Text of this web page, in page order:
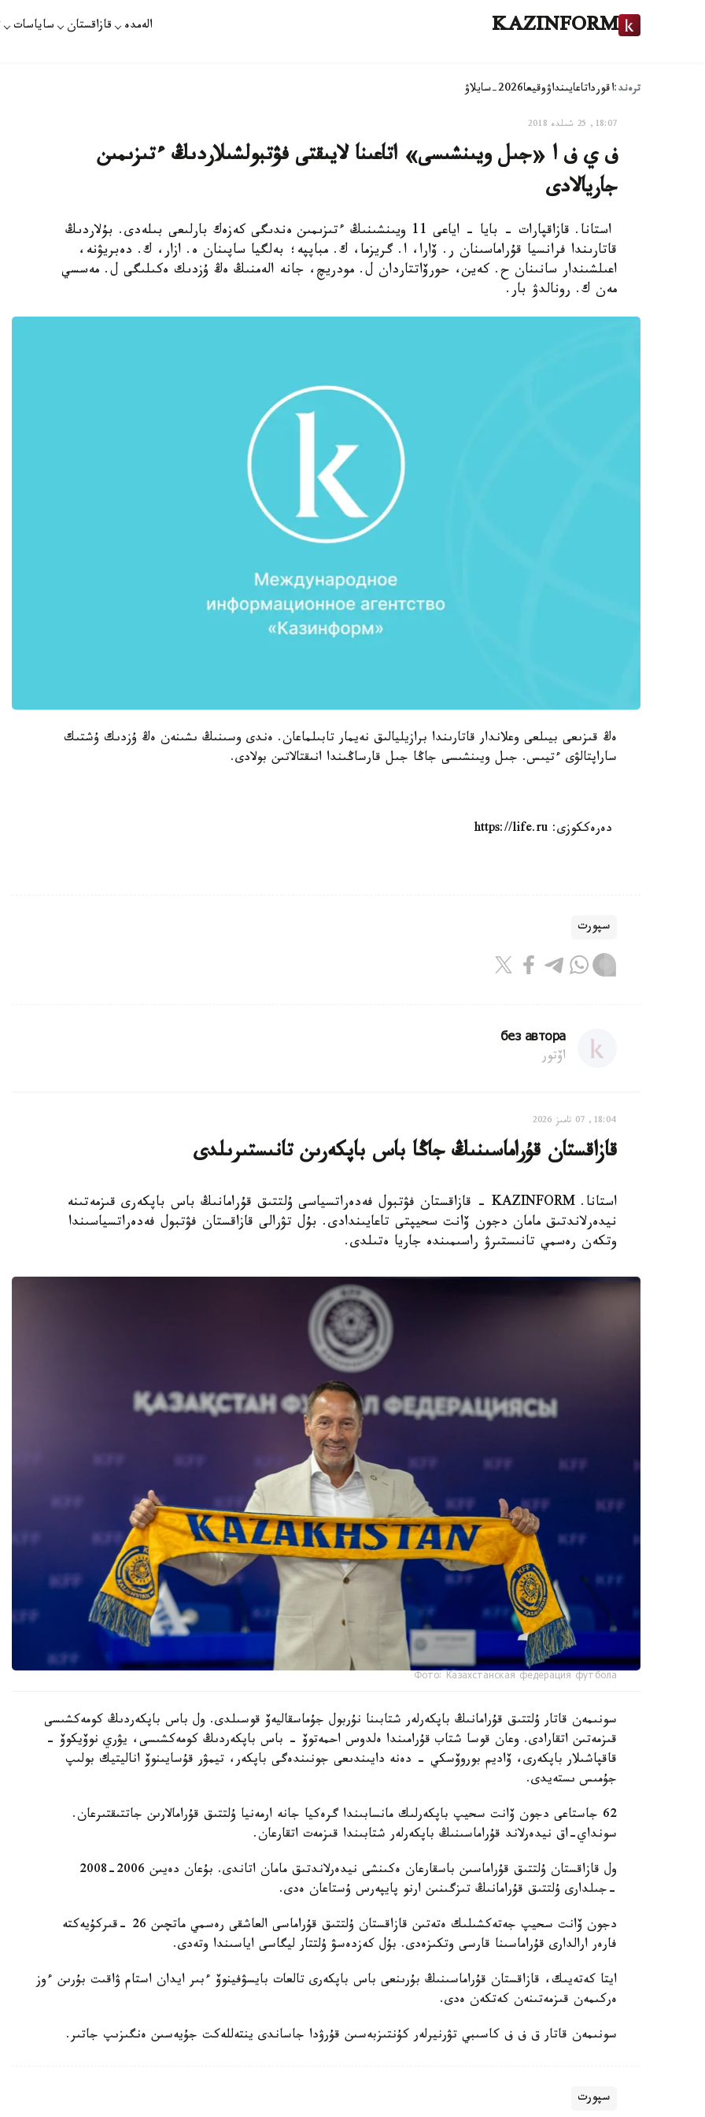
KAZINFORM الەمدە قازاقستان ساياسات
ترەند:اقورداتاعايىنداۋوقيعا2026-سايلاۋ
18:07, 25 شىلدە 2018
ف ي ف ا «جىل ويىنشىسى» اتاعىنا لايىقتى فۋتبولشىلاردىڭ ءتىزىمىن
جاريالادى
استانا. قازاقپارات - بايا - اياعى 11 ويىنشىنىڭ ءتىزىمىن ەندىگى كەزەك بارلىعى بىلەدى. بۇلاردىڭ
قاتارىندا فرانسيا قۇراماسىنان ر. ۆارا، ا. گريزما، ك. مباپپە؛ بەلگيا ساپىنان ە. ازار، ك. دەبريۋنە،
اعىلشىندار سانىنان ح. كەين، حورۆاتتاردان ل. مودريچ، جانە الەمنىڭ ەڭ ۇزدىك ەكىلىگى ل. مەسسي
مەن ك. رونالدۋ بار.
ەڭ قىزىعى بيىلعى وعلاندار قاتارىندا برازيليالىق نەيمار تابىلماعان. ەندى وسىنىڭ ىشىنەن ەڭ ۇزدىك ۇشتىك
ساراپتالۋى ءتيىس. جىل ويىنشىسى جاڭا جىل قارساڭىندا انىقتالاتىن بولادى.
دەرەككوزى: https://life.ru
سپورت
без автора
اۆتور
18:04, 07 تامىز 2026
قازاقستان قۇراماسىنىڭ جاڭا باس باپكەرىن تانىستىرىلدى
استانا. KAZINFORM - قازاقستان فۋتبول فەدەراتسياسى ۇلتتىق قۇرامانىڭ باس باپكەرى قىزمەتىنە
نيدەرلاندتىق مامان دجون ۆانت سحيپتى تاعايىندادى. بۇل تۋرالى قازاقستان فۋتبول فەدەراتسياسىندا
وتكەن رەسمي تانىستىرۋ راسىمىندە جاريا ەتىلدى.
Фото: Казахстанская федерация футбола
سونىمەن قاتار ۇلتتىق قۇرامانىڭ باپكەرلەر شتابىنا نۇربول جۇماسقاليەۆ قوسىلدى. ول باس باپكەردىڭ كومەكشىسى
قىزمەتىن اتقارادى. وعان قوسا شتاب قۇرامىندا ەلدوس احمەتوۆ - باس باپكەردىڭ كومەكشىسى، يۋري نوۆيكوۆ -
قاقپاشىلار باپكەرى، ۆاديم بوروۆسكي - دەنە دايىندىعى جونىندەگى باپكەر، تيمۋر قۇسايىنوۆ اناليتيك بولىپ
جۇمىس ىستەيدى.
62 جاستاعى دجون ۆانت سحيپ باپكەرلىك مانسابىندا گرەكيا جانە ارمەنيا ۇلتتىق قۇرامالارىن جاتتىقتىرعان.
سونداي-اق نيدەرلاند قۇراماسىنىڭ باپكەرلەر شتابىندا قىزمەت اتقارعان.
ول قازاقستان ۇلتتىق قۇراماسىن باسقارعان ەكىنشى نيدەرلاندتىق مامان اتاندى. بۇعان دەيىن 2006-2008
-جىلدارى ۇلتتىق قۇرامانىڭ تىزگىنىن ارنو پايپەرس ۇستاعان ەدى.
دجون ۆانت سحيپ جەتەكشىلىك ەتەتىن قازاقستان ۇلتتىق قۇراماسى العاشقى رەسمي ماتچىن 26 -قىركۇيەكتە
فارەر ارالدارى قۇراماسىنا قارسى وتكىزەدى. بۇل كەزدەسۋ ۇلتتار ليگاسى اياسىندا وتەدى.
ايتا كەتەيىك، قازاقستان قۇراماسىنىڭ بۇرىنعى باس باپكەرى تالعات بايسۋفينوۆ ءبىر ايدان استام ۋاقىت بۇرىن ءوز
ەركىمەن قىزمەتىنەن كەتكەن ەدى.
سونىمەن قاتار ق ف ف كاسىبي تۋرنيرلەر كۇنتىزبەسىن قۇرۋدا جاساندى ينتەللەكت جۇيەسىن ەنگىزىپ جاتىر.
سپورت